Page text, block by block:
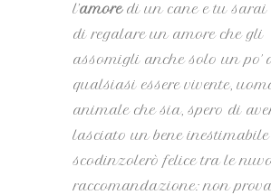
l’amore di un cane e tu sarai
di regalare un amore che gli
assomigli anche solo un po'
qualsiasi essere vivente,
animale che sia, spero di
lasciato un bene inestimabile
scodinzolerò felice tra le
raccomandazione: non